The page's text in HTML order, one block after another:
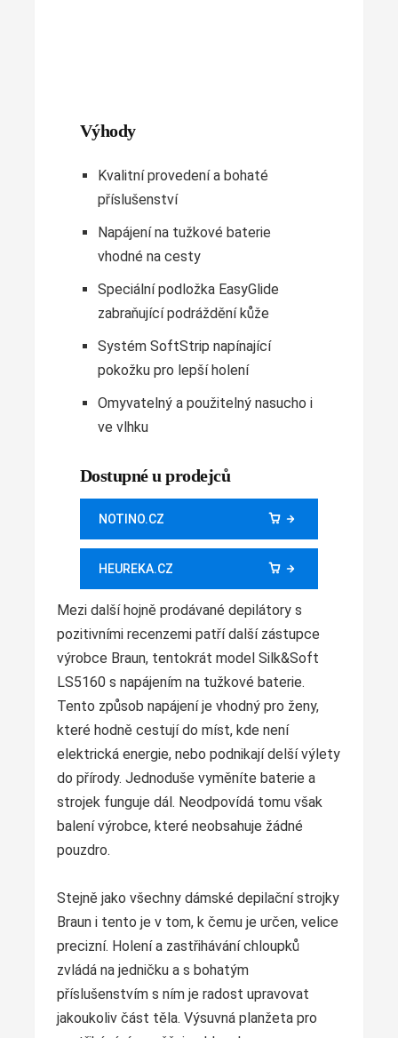
Výhody
Kvalitní provedení a bohaté
příslušenství
Napájení na tužkové baterie
vhodné na cesty
Speciální podložka EasyGlide
zabraňující podráždění kůže
Systém SoftStrip napínající
pokožku pro lepší holení
Omyvatelný a použitelný nasucho i
ve vlhku
Dostupné u prodejců
NOTINO.CZ
HEUREKA.CZ
Mezi další hojně prodávané depilátory s
pozitivními recenzemi patří další zástupce
výrobce Braun, tentokrát model Silk&Soft
LS5160 s napájením na tužkové baterie.
Tento způsob napájení je vhodný pro ženy,
které hodně cestují do míst, kde není
elektrická energie, nebo podnikají delší výlety
do přírody. Jednoduše vyměníte baterie a
strojek funguje dál. Neodpovídá tomu však
balení výrobce, které neobsahuje žádné
pouzdro.
Stejně jako všechny dámské depilační strojky
Braun i tento je v tom, k čemu je určen, velice
precizní. Holení a zastřihávání chloupků
zvládá na jedničku a s bohatým
příslušenstvím s ním je radost upravovat
jakoukoliv část těla. Výsuvná planžeta pro